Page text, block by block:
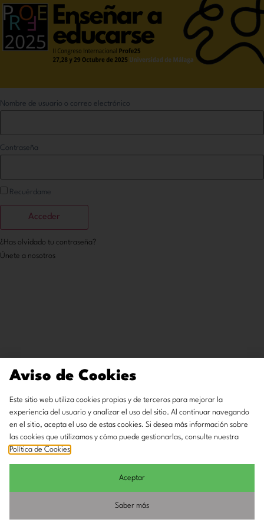
Nombre de usuario o correo electrónico
Contraseña
Recuérdame
¿Has olvidado tu contraseña?
Únete a nosotros
Aviso de Cookies
Este sitio web utiliza cookies propias y de terceros para mejorar la
experiencia del usuario y analizar el uso del sitio. Al continuar navegando
en el sitio, acepta el uso de estas cookies. Si desea más información sobre
las cookies que utilizamos y cómo puede gestionarlas, consulte nuestra
Política de Cookies
Aceptar
Saber más